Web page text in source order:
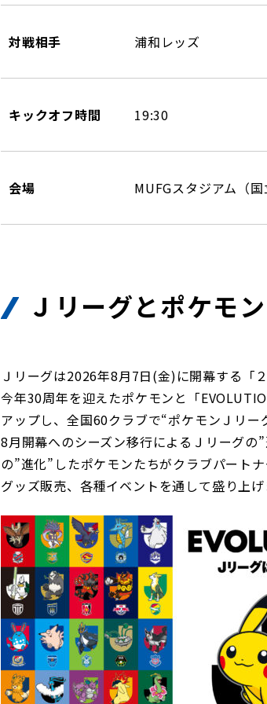
対戦相手 浦和レッズ
キックオフ時間 19:30
会場 MUFGスタジアム（国
Ｊリーグとポケモ
Ｊリーグは2026年8月7日(金)に開幕する「
今年30周年を迎えたポケモンと「
アップし、全国60クラブで“ポケモンＪリー
8月開幕へのシーズン移行によるＪリーグ
の”進化”したポケモンたちがクラブパート
グッズ販売、各種イベントを通して盛り上げ